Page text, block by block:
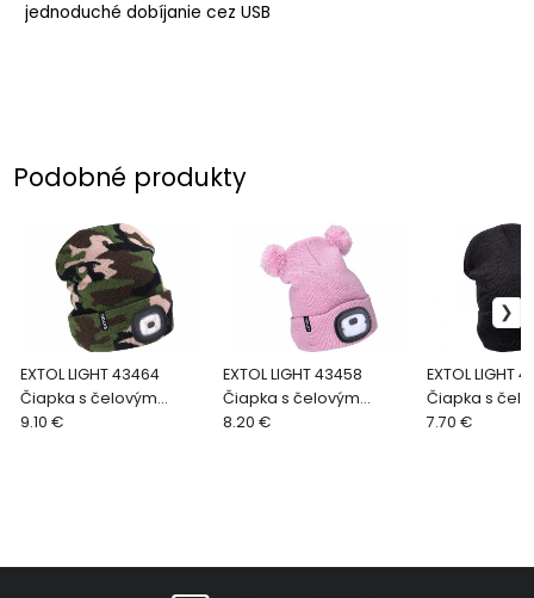
jednoduché dobíjanie cez USB
Podobné produkty
EXTOL LIGHT 43464
Čiapka s čelovým
svetlom, 4xLED, 45lm,
9.10 €
EXTOL LIGHT 43458
Čiapka s čelovým
svetlom, 4xLED, 25lm,
8.20 €
EXTOL LIGHT
Čiapka s
svetlom,
7.70 €